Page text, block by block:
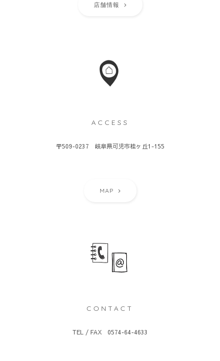
店舗情報
ACCESS
〒509-0237 岐阜県可児市桂ヶ丘1-155
MAP
CONTACT
TEL / FAX 0574-64-4633